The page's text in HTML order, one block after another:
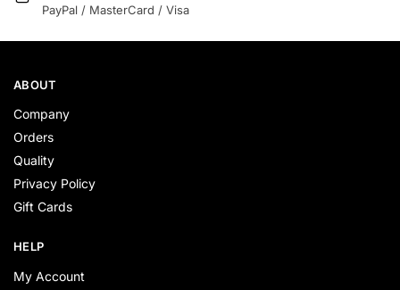
PayPal / MasterCard / Visa
ABOUT
Company
Orders
Quality
Privacy Policy
Gift Cards
HELP
My Account